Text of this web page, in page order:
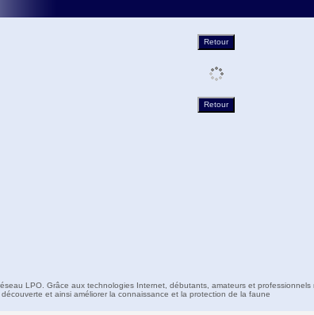
LPO. Grâce aux technologies Internet, débutants, amateurs et professionnels
et ainsi améliorer la connaissance et la protection de la faune